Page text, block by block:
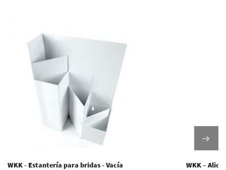
WKK - Estantería para bridas - Vacía
WKK –